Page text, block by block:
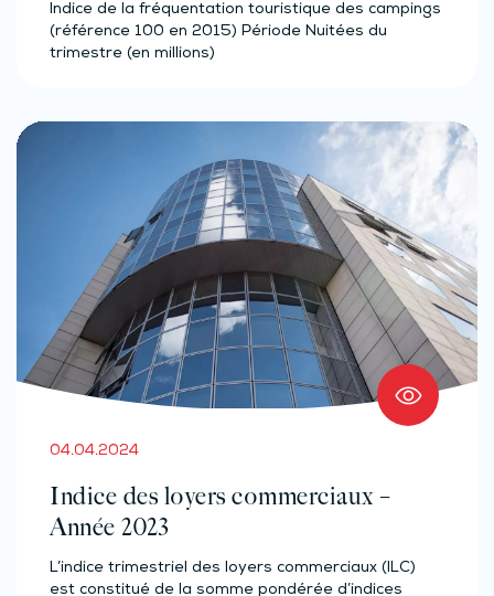
Indice de la fréquentation touristique des campings
(référence 100 en 2015) Période Nuitées du
trimestre (en millions)
04.04.2024
Indice des loyers commerciaux –
Année 2023
L’indice trimestriel des loyers commerciaux (ILC)
est constitué de la somme pondérée d’indices